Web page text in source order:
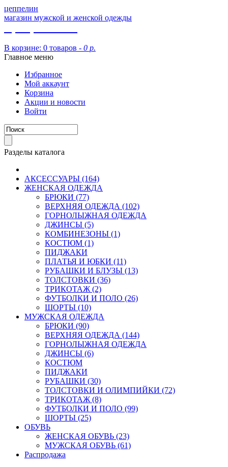
цеппелин
магазин мужской и женской одежды
В корзине: 0 товаров - 0 р.
Главное меню
Избранное
Мой аккаунт
Корзина
Акции и новости
Войти
Разделы каталога
АКСЕССУАРЫ (164)
ЖЕНСКАЯ ОДЕЖДА
БРЮКИ (77)
ВЕРХНЯЯ ОДЕЖДА (102)
ГОРНОЛЫЖНАЯ ОДЕЖДА
ДЖИНСЫ (5)
КОМБИНЕЗОНЫ (1)
КОСТЮМ (1)
ПИДЖАКИ
ПЛАТЬЯ И ЮБКИ (11)
РУБАШКИ И БЛУЗЫ (13)
ТОЛСТОВКИ (36)
ТРИКОТАЖ (2)
ФУТБОЛКИ И ПОЛО (26)
ШОРТЫ (10)
МУЖСКАЯ ОДЕЖДА
БРЮКИ (90)
ВЕРХНЯЯ ОДЕЖДА (144)
ГОРНОЛЫЖНАЯ ОДЕЖДА
ДЖИНСЫ (6)
КОСТЮМ
ПИДЖАКИ
РУБАШКИ (30)
ТОЛСТОВКИ И ОЛИМПИЙКИ (72)
ТРИКОТАЖ (8)
ФУТБОЛКИ И ПОЛО (99)
ШОРТЫ (25)
ОБУВЬ
ЖЕНСКАЯ ОБУВЬ (23)
МУЖСКАЯ ОБУВЬ (61)
Распродажа